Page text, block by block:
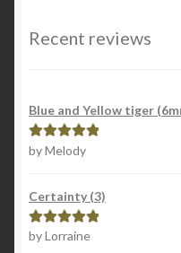
Recent reviews
Blue and Yellow tiger
Rated5out
by Melody
Certainty (3)
Rated5out
by Lorraine